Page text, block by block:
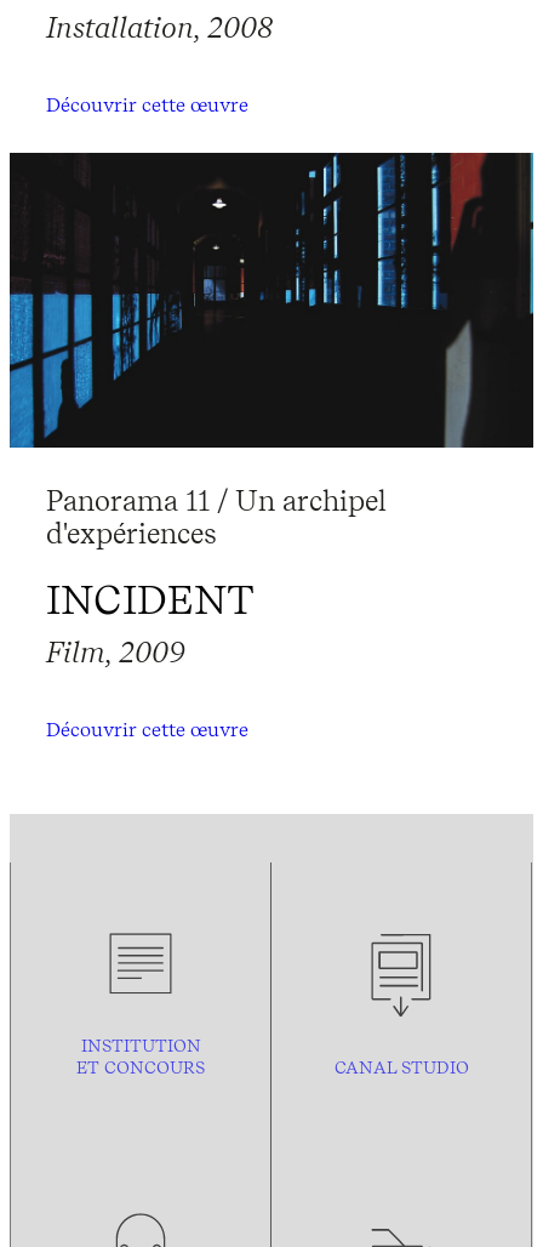
Installation, 2008
Découvrir cette œuvre
Panorama 11 / Un archipel
d'expériences
INCIDENT
Film, 2009
Découvrir cette œuvre
INSTITUTION
ET CONCOURS
CANAL STUDIO